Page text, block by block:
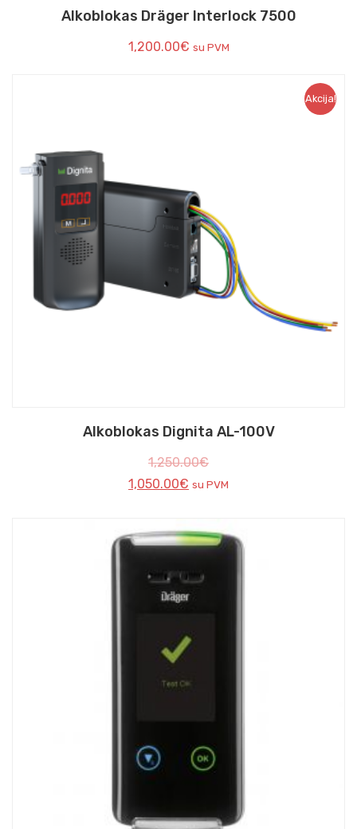
Alkoblokas Dräger Interlock 7500
1,200.00€ su PVM
Akcija!
Alkoblokas Dignita AL-100V
1,250.00€
1,050.00€ su PVM